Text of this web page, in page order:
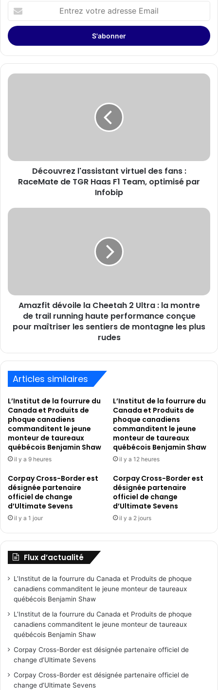
votre
adresse
Email
Découvrez
TGR
par
Découvrez l'assistant virtuel des fans :
RaceMate de TGR Haas F1 Team, optimisé par
Infobip
Amazfit
montre
running
conçue
maîtriser
les
sentiers
de
montagne
les
plus
rudes
Amazfit dévoile la Cheetah 2 Ultra : la montre
de trail running haute performance conçue
pour maîtriser les sentiers de montagne les plus
rudes
Articles similaires
L’Institut de la fourrure du
Canada et Produits de
phoque canadiens
commanditent le jeune
monteur de taureaux
québécois Benjamin Shaw
il y a 9 heures
L’Institut de la fourrure du
Canada et Produits de
phoque canadiens
commanditent le jeune
monteur de taureaux
québécois Benjamin Shaw
il y a 12 heures
Corpay Cross-Border est
désignée partenaire
officiel de change
d’Ultimate Sevens
il y a 1 jour
Corpay Cross-Border est
désignée partenaire
officiel de change
d’Ultimate Sevens
il y a 2 jours
Flux d’actualité
L’Institut de la fourrure du Canada et Produits de phoque
canadiens commanditent le jeune monteur de taureaux
québécois Benjamin Shaw
L’Institut de la fourrure du Canada et Produits de phoque
canadiens commanditent le jeune monteur de taureaux
québécois Benjamin Shaw
Corpay Cross-Border est désignée partenaire officiel de
change d’Ultimate Sevens
Corpay Cross-Border est désignée partenaire officiel de
change d’Ultimate Sevens